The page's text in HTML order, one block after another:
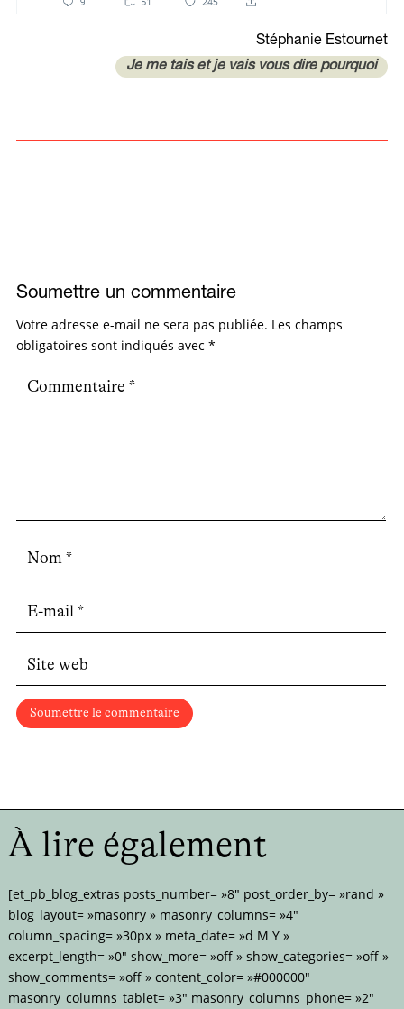
Stéphanie Estournet
Je me tais et je vais vous dire pourquoi
Soumettre un commentaire
Votre adresse e-mail ne sera pas publiée. Les champs
obligatoires sont indiqués avec *
Soumettre le commentaire
À lire également
[et_pb_blog_extras posts_number= »8″ post_order_by= »rand »
blog_layout= »masonry » masonry_columns= »4″
column_spacing= »30px » meta_date= »d M Y »
excerpt_length= »0″ show_more= »off » show_categories= »off »
show_comments= »off » content_color= »#000000″
masonry_columns_tablet= »3″ masonry_columns_phone= »2″